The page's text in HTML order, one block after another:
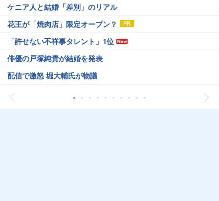
ケニア人と結婚「差別」のリアル
花王が「焼肉店」限定オープン？
「許せない不祥事タレント」1位
俳優の戸塚純貴が結婚を発表
配信で激怒 堀大輔氏が物議